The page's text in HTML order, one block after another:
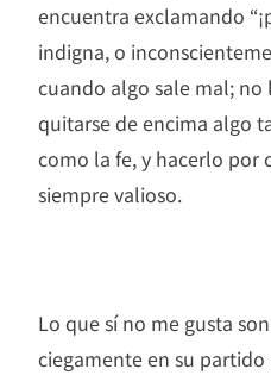
encuentra exclamando
indigna, o
cuando algo sale mal; no
quitarse de encima algo
como la fe, y hacerlo por
siempre valioso.
Lo que sí no me gusta
ciegamente en su